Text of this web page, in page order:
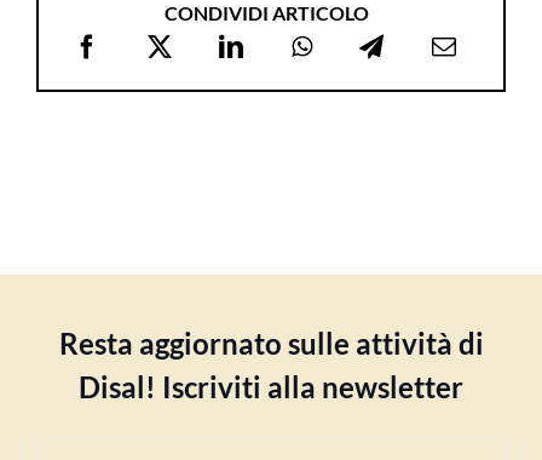
CONDIVIDI ARTICOLO
Resta aggiornato sulle attività di
Disal! Iscriviti alla newsletter